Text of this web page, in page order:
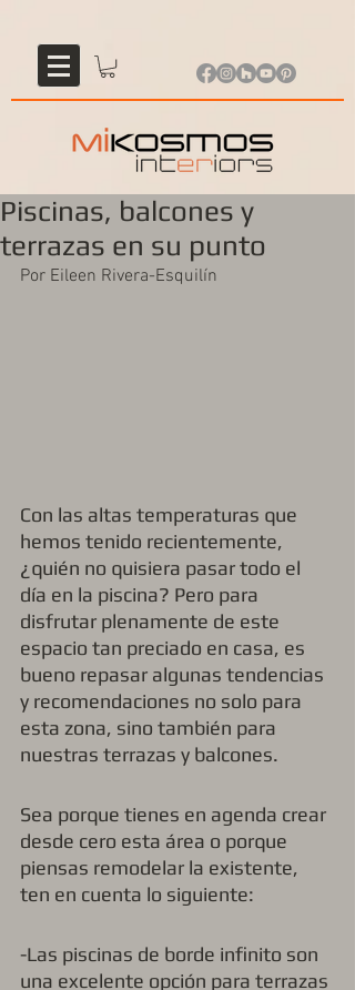
Piscinas, balcones y
terrazas en su punto
Por Eileen Rivera-Esquilín
Con las altas temperaturas que
hemos tenido recientemente,
¿quién no quisiera pasar todo el
día en la piscina? Pero para
disfrutar plenamente de este
espacio tan preciado en casa, es
bueno repasar algunas tendencias
y recomendaciones no solo para
esta zona, sino también para
nuestras terrazas y balcones.
Sea porque tienes en agenda crear
desde cero esta área o porque
piensas remodelar la existente,
ten en cuenta lo siguiente:
-Las piscinas de borde infinito son
una excelente opción para terrazas